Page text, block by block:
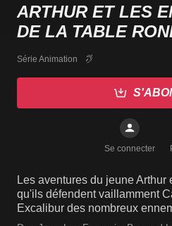
ARTHUR ET LES
DE LA TABLE
Série Animation
Se connecter
Les aventures du jeune Arthur
qu'ils défendent vaillamment
Excalibur des nombreux